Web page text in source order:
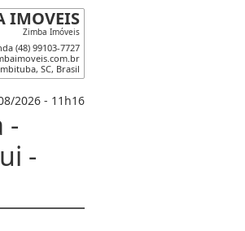
IMOVEIS
Zimba Imóveis
(48) 99103-7727
, SC, Brasil
2026 - 11h16
-
-